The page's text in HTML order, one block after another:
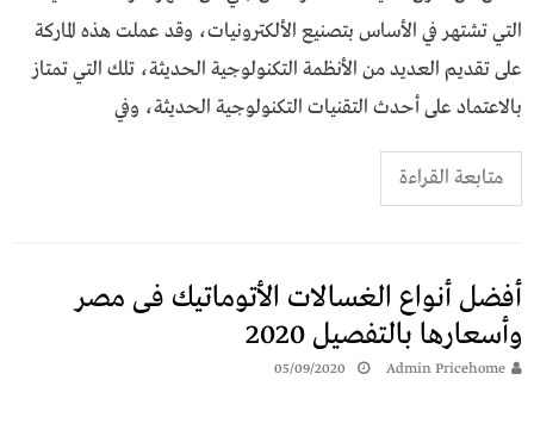
التي تشتهر في الأساس بتصنيع الألكترونيات، وقد عملت هذه الماركة
على تقديم العديد من الأنظمة التكنولوجية الحديثة، تلك التي تمتاز
بالاعتماد على أحدث التقنيات التكنولوجية الحديثة، وفي
متابعة القراءة
أفضل أنواع الغسالات الأتوماتيك فى مصر
وأسعارها بالتفصيل 2020
Admin Pricehome
05/09/2020